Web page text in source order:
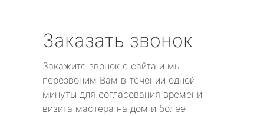
Заказать звонок
Закажите звонок с сайта и мы
перезвоним Вам в течении одной
минуты для согласования времени
визита мастера на дом и более